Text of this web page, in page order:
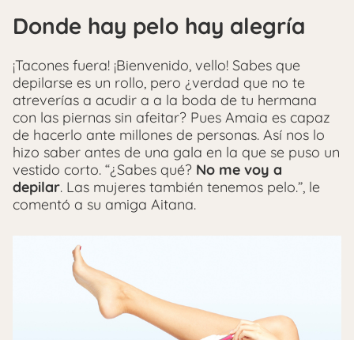
Donde hay pelo hay alegría
¡Tacones fuera! ¡Bienvenido, vello! Sabes que
depilarse es un rollo, pero ¿verdad que no te
atreverías a acudir a a la boda de tu hermana
con las piernas sin afeitar? Pues Amaia es capaz
de hacerlo ante millones de personas. Así nos lo
hizo saber antes de una gala en la que se puso un
vestido corto. “¿Sabes qué? No me voy a
depilar. Las mujeres también tenemos pelo.”, le
comentó a su amiga Aitana.